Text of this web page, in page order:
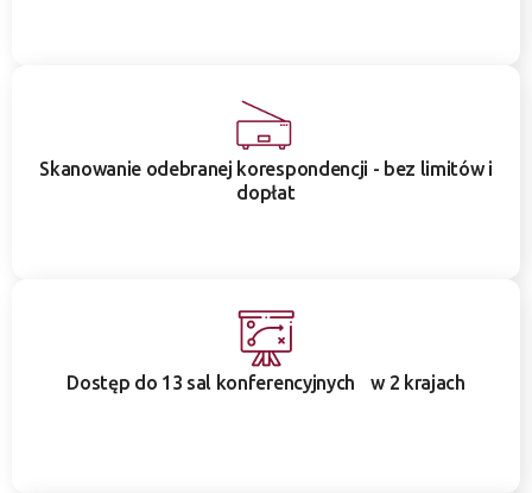
Skanowanie odebranej korespondencji - bez limitów i
dopłat
Dostęp do 13 sal konferencyjnych w 2 krajach